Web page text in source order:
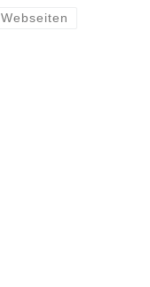
Webseiten